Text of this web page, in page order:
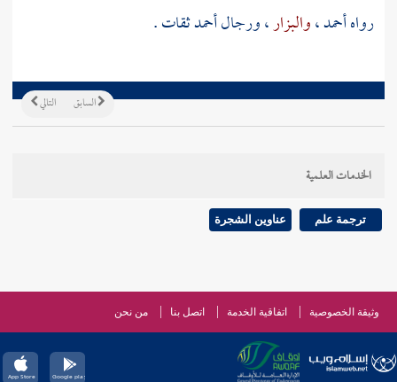
رواهأحمد،والبزار، ورجالأحمدثقات .
التالي السابق
الخدمات العلمية
ترجمة علم عناوين الشجرة
وثيقة الخصوصية اتفاقية الخدمة اتصل بنا من نحن